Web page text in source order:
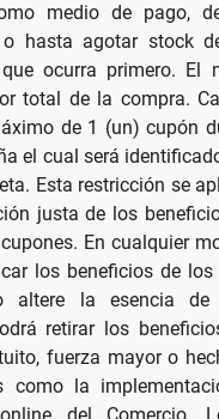
medio de pago,
hasta agotar stock
ocurra primero. El
total de la compra.
de 1 (un) cupón
el cual será
Esta restricción se
justa de los
En cualquier
los beneficios de los
altere la esencia de
retirar los
fuerza mayor o
como la